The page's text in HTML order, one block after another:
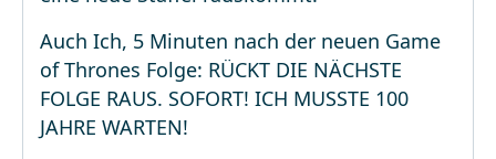
Auch Ich, 5 Minuten nach der neuen Game
of Thrones Folge: RÜCKT DIE NÄCHSTE
FOLGE RAUS. SOFORT! ICH MUSSTE 100
JAHRE WARTEN!